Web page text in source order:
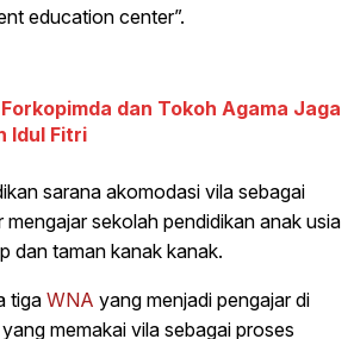
education center”.
dan Tokoh Agama Jaga
Idul Fitri
sarana akomodasi vila sebagai
sekolah pendidikan anak usia
dan taman kanak kanak.
tiga WNA yang menjadi pengajar di
memakai vila sebagai proses